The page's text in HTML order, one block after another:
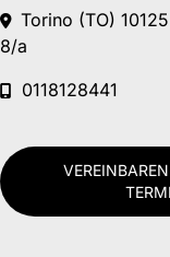
Torino (TO)
8/a
0118128441